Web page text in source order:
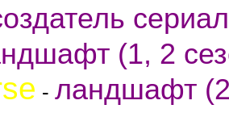
(1, 2
- ландшафт